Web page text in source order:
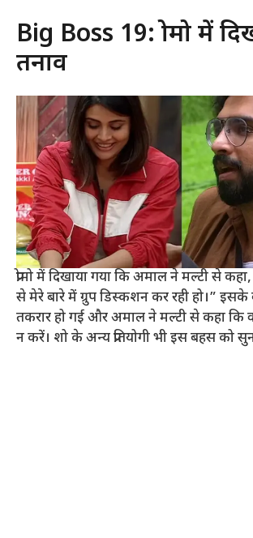
Big Boss 19: प्रोमो में
तनाव
प्रोमो में दिखाया गया कि अमाल ने मल्टी से
से मेरे बारे में ग्रुप डिस्कशन कर रही हो।” इसके
तकरार हो गई और अमाल ने मल्टी से कहा कि
न करें। शो के अन्य प्रतियोगी भी इस बहस को